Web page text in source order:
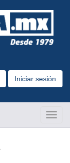
Iniciar sesión